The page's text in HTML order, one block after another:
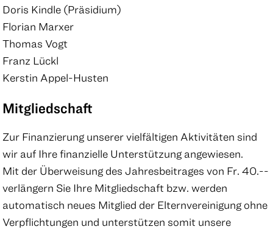
Doris Kindle (Präsidium)
Florian Marxer
Thomas Vogt
Franz Lückl
Kerstin Appel-Husten
Mitgliedschaft
Zur Finanzierung unserer vielfältigen Aktivitäten sind
wir auf Ihre finanzielle Unterstützung angewiesen.
Mit der Überweisung des Jahresbeitrages von Fr. 40.--
verlängern Sie Ihre Mitgliedschaft bzw. werden
automatisch neues Mitglied der Elternvereinigung ohne
Verpflichtungen und unterstützen somit unsere